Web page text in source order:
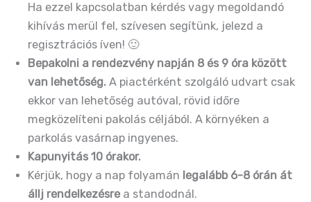
Ha ezzel kapcsolatban kérdés vagy megoldandó
kihívás merül fel, szívesen segítünk, jelezd a
regisztrációs íven! 🙂
Bepakolni a rendezvény napján 8 és 9 óra között
van lehetőség. A piactérként szolgáló udvart csak
ekkor van lehetőség autóval, rövid időre
megközelíteni pakolás céljából. A környéken a
parkolás vasárnap ingyenes.
Kapunyitás 10 órakor.
Kérjük, hogy a nap folyamán legalább 6-8 órán át
állj rendelkezésre a standodnál.